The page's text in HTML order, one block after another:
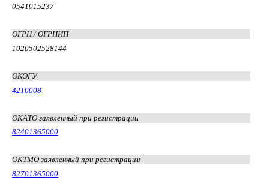
0541015237
ОГРН / ОГРНИП
1020502528144
ОКОГУ
4210008
ОКАТО заявленный при регистрации
82401365000
ОКТМО заявленный при регистрации
82701365000